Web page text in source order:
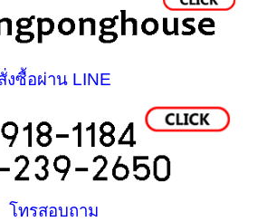
งซื้อผ่าน LINE
โทรสอบถาม